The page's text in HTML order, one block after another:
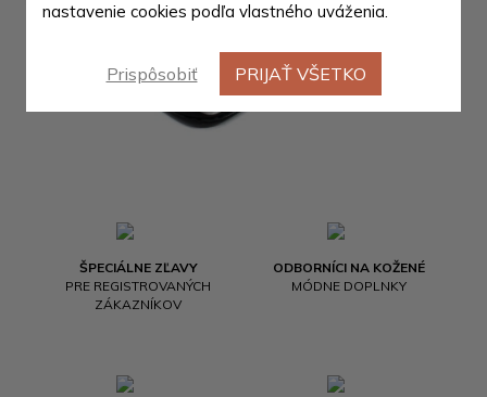
ŠPECIÁLNE ZĽAVY
PRE REGISTROVANÝCH
ZÁKAZNÍKOV
ODBORNÍCI NA KOŽENÉ
MÓDNE DOPLNKY
nastavenie cookies podľa vlastného uváženia.
Prispôsobiť PRIJAŤ VŠETKO